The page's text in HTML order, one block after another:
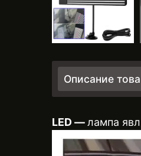
Описание
LED ―лампа